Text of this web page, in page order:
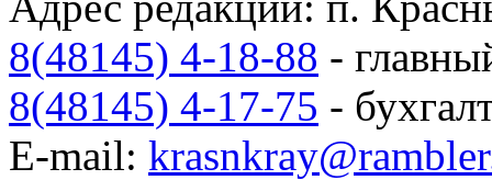
8(48145) 4-18-88 -
8(48145) 4-17-75 -
E-mail: